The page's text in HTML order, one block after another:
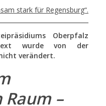
stark für Regensburg“.
Oberpfalz
wurde von der
verändert.
–